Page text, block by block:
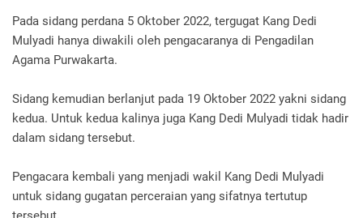
Pada sidang perdana 5 Oktober 2022, tergugat Kang Dedi
Mulyadi hanya diwakili oleh pengacaranya di Pengadilan
Agama Purwakarta.
Sidang kemudian berlanjut pada 19 Oktober 2022 yakni sidang
kedua. Untuk kedua kalinya juga Kang Dedi Mulyadi tidak hadir
dalam sidang tersebut.
Pengacara kembali yang menjadi wakil Kang Dedi Mulyadi
untuk sidang gugatan perceraian yang sifatnya tertutup